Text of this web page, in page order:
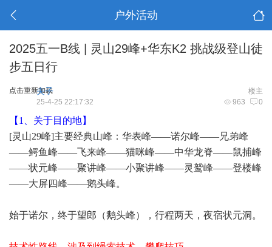
户外活动
2025五一B线 | 灵山29峰+华东K2 挑战级登山徒
步五日行
点击重新加载 楼主
夫子
963 0
25-4-25 22:17:32
【1、关于目的地】
[灵山29峰]主要经典山峰：华表峰——诺尔峰——兄弟峰
——鳄鱼峰——飞来峰——猫咪峰——中华龙脊——鼠捕峰
——状元峰——聚讲峰——小聚讲峰——灵鹫峰——登楼峰
——大屏四峰——鹅头峰。
始于诺尔，终于望郎（鹅头峰），行程两天，夜宿状元洞。